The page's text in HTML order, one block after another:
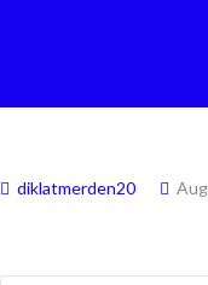
diklatmerden20